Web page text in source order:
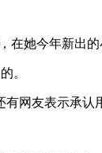
她今年新出
。
网友表示承认